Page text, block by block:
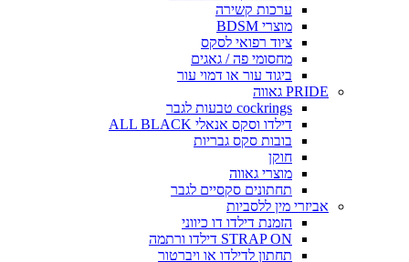
ערכות קשירה
מוצרי BDSM
ציוד רפואי לסקס
מחסומי פה / גאגים
ביגוד עור או דמוי עור
PRIDE גאווה
cockrings טבעות לגבר
דילדו וסקס אנאלי ALL BLACK
בובות סקס גבריות
חוקן
מוצרי גאווה
תחתונים סקסיים לגבר
אביזרי מין ללסביות
הזמנת דילדו דו כיווני
STRAP ON דילדו ורתמה
תחתון לדילדו או ויברטור